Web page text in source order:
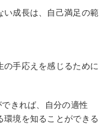
い成長は、自己満足の範
手応えを感じるために
きれば、自分の適性
環境を知ることができる